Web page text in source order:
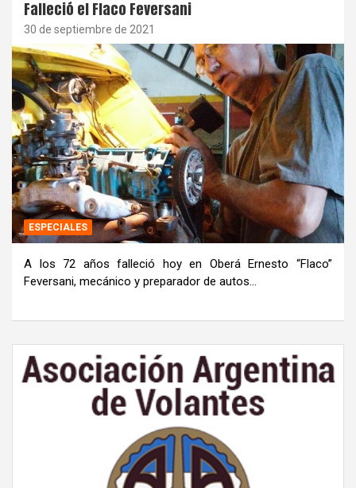
Falleció el Flaco Feversani
30 de septiembre de 2021
ESPECIALES
A los 72 años falleció hoy en Oberá Ernesto “Flaco”
Feversani, mecánico y preparador de autos…